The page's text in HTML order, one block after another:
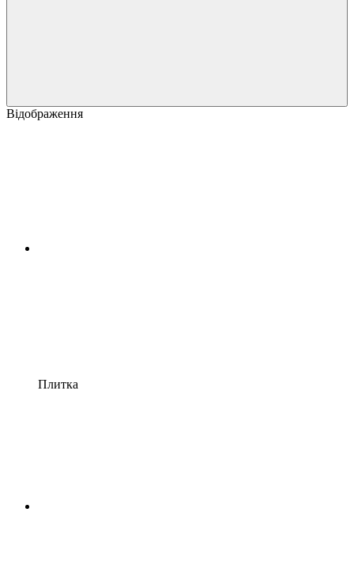
Відображення
Плитка